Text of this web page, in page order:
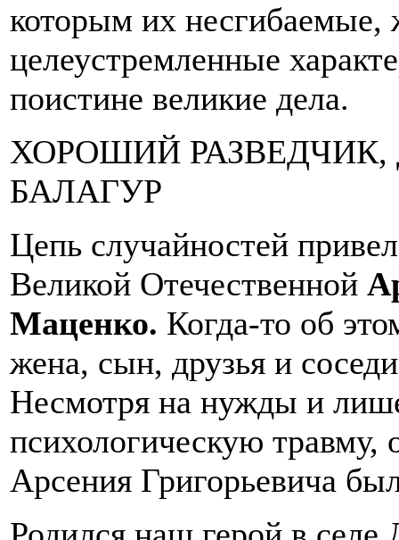
которым их несгибаемые,
целеустремленные
поистине великие дела.
ХОРОШИЙ
БАЛАГУР
Цепь случайностей
Великой Отечественной
Маценко. Когда-то об
жена, сын, друзья и
Несмотря на нужды и
психологическую
Арсения Григорьевича